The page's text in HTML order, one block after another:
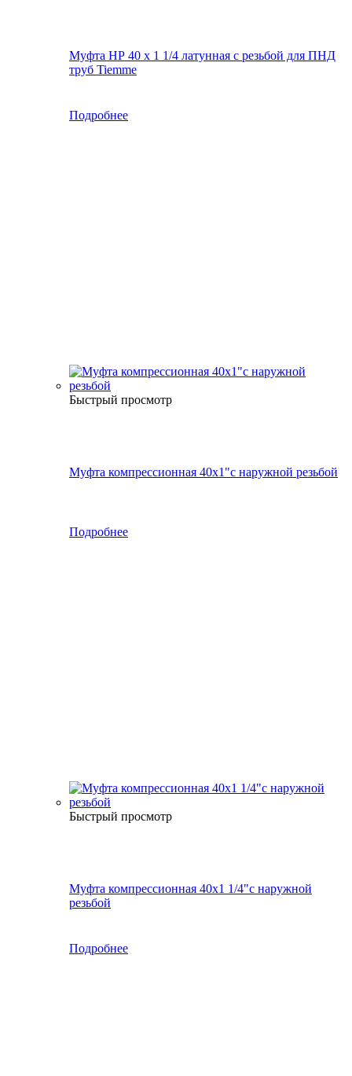
Муфта НР 40 х 1 1/4 латунная с резьбой для ПНД
труб Tiemme
Подробнее
Быстрый просмотр
Муфта компрессионная 40х1"с наружной резьбой
Подробнее
Быстрый просмотр
Муфта компрессионная 40х1 1/4"с наружной
резьбой
Подробнее